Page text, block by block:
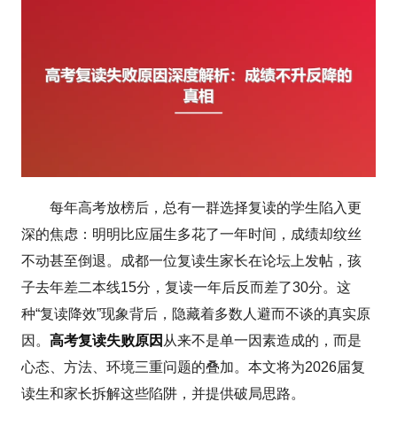
每年高考放榜后，总有一群选择复读的学生陷入更
深的焦虑：明明比应届生多花了一年时间，成绩却纹丝
不动甚至倒退。成都一位复读生家长在论坛上发帖，孩
子去年差二本线15分，复读一年后反而差了30分。这
种“复读降效”现象背后，隐藏着多数人避而不谈的真实原
因。高考复读失败原因 从来不是单一因素造成的，而是
心态、方法、环境三重问题的叠加。本文将为2026届复
读生和家长拆解这些陷阱，并提供破局思路。